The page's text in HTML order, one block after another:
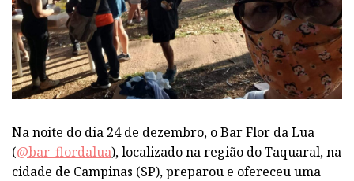
Na noite do dia 24 de dezembro, o Bar Flor da Lua
(@bar_flordalua), localizado na região do Taquaral, na
cidade de Campinas (SP), preparou e ofereceu uma